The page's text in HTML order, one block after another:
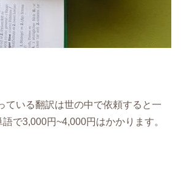
ている翻訳は世の中で依頼すると一
で3,000円~4,000円はかかります。